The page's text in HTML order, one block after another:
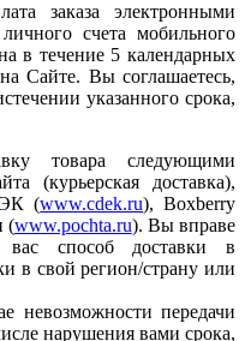
заказа электронными
счета мобильного
в течение 5 календарных
Сайте. Вы соглашаетесь,
указанного срока,
товара следующими
(курьерская доставка),
(www.cdek.ru), Boxberry
(www.pochta.ru). Вы вправе
способ доставки в
в свой регион/страну или
невозможности передачи
нарушения вами срока,